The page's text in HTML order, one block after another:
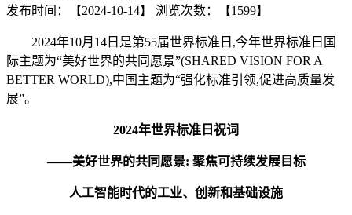
首
新
闻
发布时间：【2024-10-14】
浏览次数：【1599】
2024年10月14日是第55届世界标准日,今年世界标准日国
际主题为“美好世界的共同愿景”(SHARED VISION FOR A
BETTER WORLD),中国主题为“强化标准引领,促进高质量发
展”。
2024年世界标准日祝词
——美好世界的共同愿景: 聚焦可持续发展目标
人工智能时代的工业、创新和基础设施